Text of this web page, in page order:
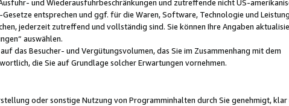
und Wiederausfuhrbeschränkungen und zutreffende nicht US-
entsprechen und ggf. für die Waren, Software, Technologie und
jederzeit zutreffend und vollständig sind. Sie können Ihre Angaben
auswählen.
das Besucher- und Vergütungsvolumen, das Sie im Zusammenhang mit dem
die Sie auf Grundlage solcher Erwartungen vornehmen.
oder sonstige Nutzung von Programminhalten durch Sie genehmigt, klar